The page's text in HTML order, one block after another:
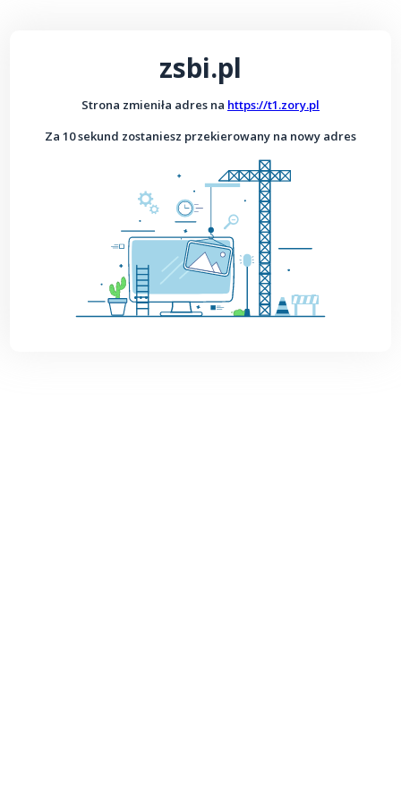
zsbi.pl
Strona zmieniła adres na https://t1.zory.pl
Za 10 sekund zostaniesz przekierowany na nowy adres